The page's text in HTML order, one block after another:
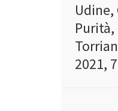
Purità,
2021,